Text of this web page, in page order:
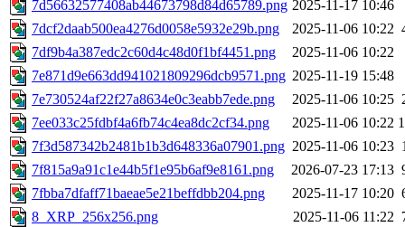
7d56632577408ab44673798d84d65789.png 2025-11-17 10:46
7dcf2daab500ea4276d0058e5932e29b.png
2025-11-06 10:22
7df9b4a387edc2c60d4c48d0f1bf4451.png
2025-11-06 10:22
7e871d9e663dd941021809296dcb9571.png 2025-11-19 15:48
7e730524af22f27a8634e0c3eabb7ede.png
2025-11-06 10:25
7ee033c25fdbf4a6fb74c4ea8dc2cf34.png
2025-11-06 10:22
7f3d587342b2481b1b3d648336a07901.png 2025-11-06 10:23
7f815a9a91c1e44b5f1e95b6af9e8161.png
2026-07-23 17:13
7fbba7dfaff71baeae5e21beffdbb204.png
2025-11-17 10:20
8_XRP_256x256.png
2025-11-06 11:22